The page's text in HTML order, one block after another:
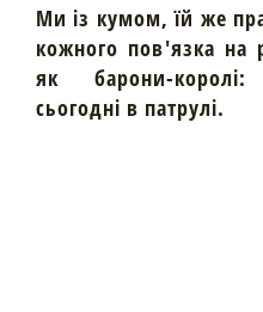
Ми із кумом, їй же
кожного пов'язка на
як барони-
сьогодні в патрулі.